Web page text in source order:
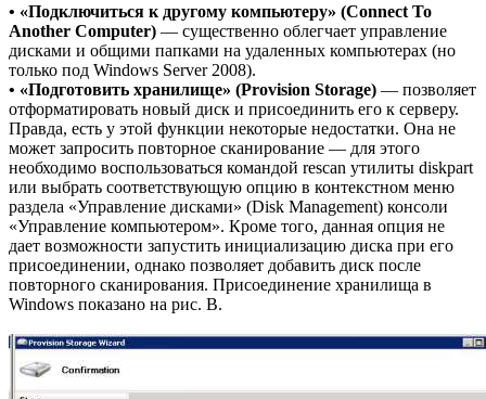
• «Подключиться к другому компьютеру» (Connect To
Another Computer) — существенно облегчает управление
дисками и общими папками на удаленных компьютерах (но
только под Windows Server 2008).
• «Подготовить хранилище» (Provision Storage) — позволяет
отформатировать новый диск и присоединить его к серверу.
Правда, есть у этой функции некоторые недостатки. Она не
может запросить повторное сканирование — для этого
необходимо воспользоваться командой rescan утилиты diskpart
или выбрать соответствующую опцию в контекстном меню
раздела «Управление дисками» (Disk Management) консоли
«Управление компьютером». Кроме того, данная опция не
дает возможности запустить инициализацию диска при его
присоединении, однако позволяет добавить диск после
повторного сканирования. Присоединение хранилища в
Windows показано на рис. B.